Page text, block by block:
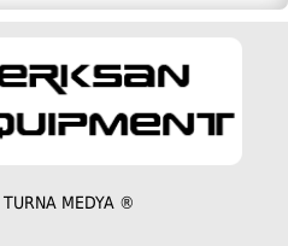
TURNA MEDYA ®